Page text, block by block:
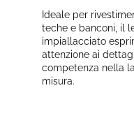
Ideale per
teche e banconi, il
impiallacciato
attenzione ai
competenza nella
misura.